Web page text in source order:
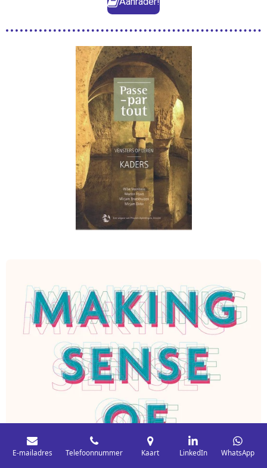
E-mailadres Telefoonnummer Kaart LinkedIn WhatsApp